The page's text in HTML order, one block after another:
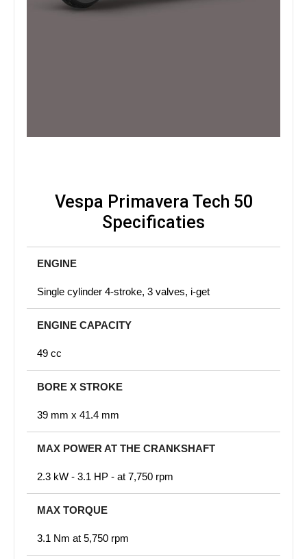
Vespa Primavera Tech 50
Specificaties
ENGINE
Single cylinder 4-stroke, 3 valves, i-get
ENGINE CAPACITY
49 cc
BORE X STROKE
39 mm x 41.4 mm
MAX POWER AT THE CRANKSHAFT
2.3 kW - 3.1 HP - at 7,750 rpm
MAX TORQUE
3.1 Nm at 5,750 rpm